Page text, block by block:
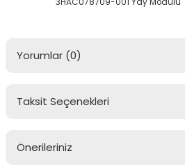
Yorumlar (0)
Taksit Seçenekleri
Önerileriniz